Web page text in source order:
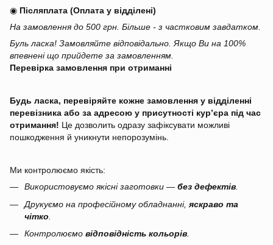
◉ Післяплата (Оплата у відділені)
На замовлення до 500 грн. Більше - з частковим завдатком.
Буль ласка! Замовляйте відповідально. Якщо Ви на 100%
впевнені що прийдете за замовленням.
Перевірка замовлення при отриманні
Будь ласка, перевіряйте кожне замовлення у відділенні
перевізника або за адресою у присутності кур’єра під час
отримання! Це дозволить одразу зафіксувати можливі
пошкодження й уникнути непорозумінь.
Ми контролюємо якість:
Використовуємо якісні заготовки — без дефектів
Друкуємо на професійному обладнанні, яскраво та
чітко
Контролюємо відповідність кольорів